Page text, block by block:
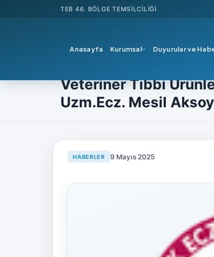
TEB 46. BÖLGE TEMSILCILIĞI
Anasayfa Kurumsal Duyurular ve
Veteriner
Veteriner Tıbbi
Uzm.Ecz. Mesil
HABERLER 9 Mayıs 2025